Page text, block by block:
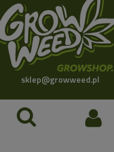
sklep@growweed.pl